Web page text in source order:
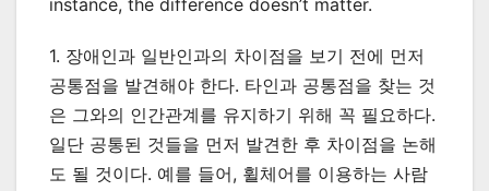
instance, the difference doesn’t matter.
1. 장애인과 일반인과의 차이점을 보기 전에 먼저
공통점을 발견해야 한다. 타인과 공통점을 찾는 것
은 그와의 인간관계를 유지하기 위해 꼭 필요하다.
일단 공통된 것들을 먼저 발견한 후 차이점을 논해
도 될 것이다. 예를 들어, 휠체어를 이용하는 사람